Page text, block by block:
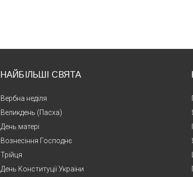
НАЙБІЛЬШІ СВЯТА
Вербна неділя
Великдень (Пасха)
День матері
Вознесіння Господнє
Трійця
День Конституції України